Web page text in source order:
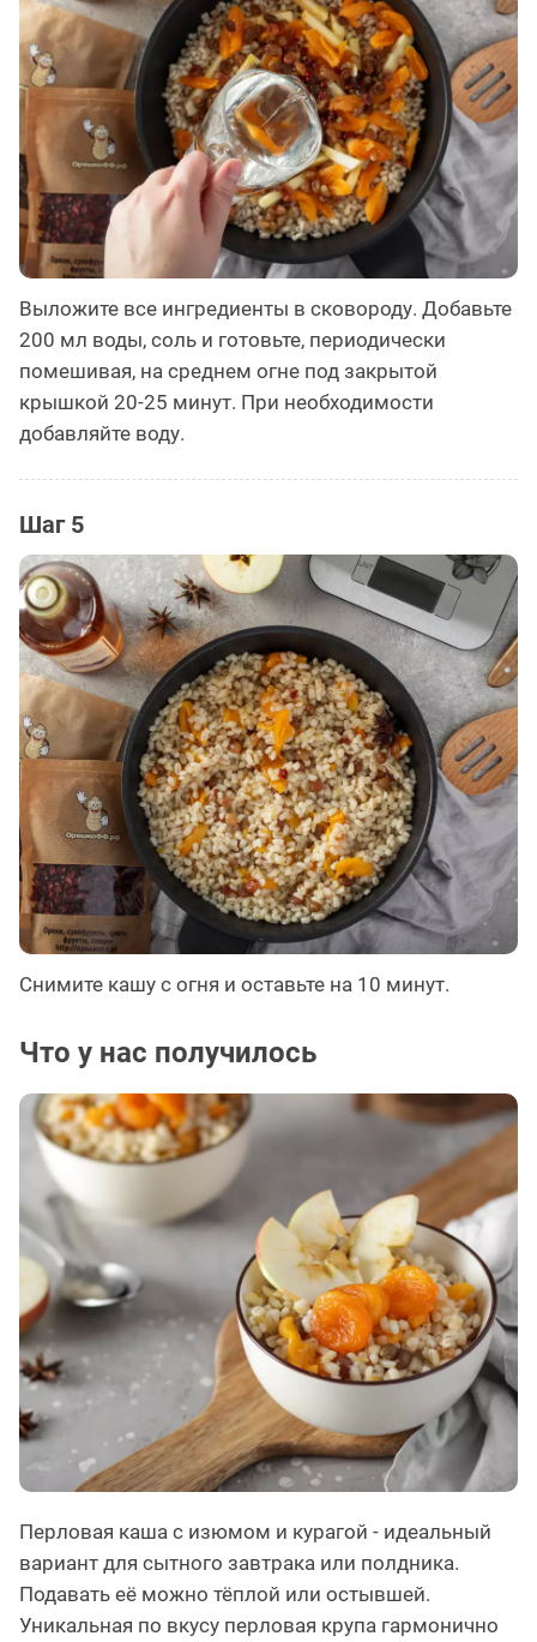
Выложите все ингредиенты в сковороду. Добавьте
200 мл воды, соль и готовьте, периодически
помешивая, на среднем огне под закрытой
крышкой 20-25 минут. При необходимости
добавляйте воду.
Шаг 5
Снимите кашу с огня и оставьте на 10 минут.
Что у нас получилось
Перловая каша с изюмом и курагой - идеальный
вариант для сытного завтрака или полдника.
Подавать её можно тёплой или остывшей.
Уникальная по вкусу перловая крупа гармонично